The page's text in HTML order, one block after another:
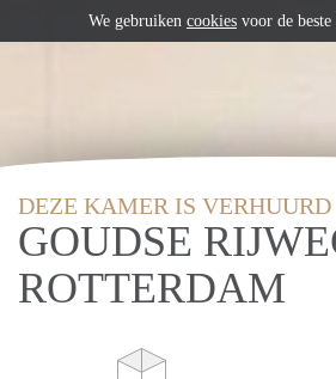
DEZE KAMER IS VERHUURD
GOUDSE
ROTTERDAM
We gebruiken cookies voor de beste